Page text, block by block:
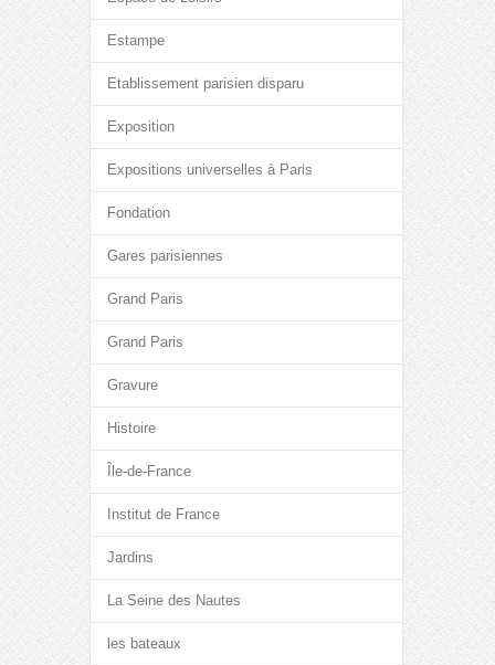
Estampe
Etablissement parisien disparu
Exposition
Expositions universelles à Paris
Fondation
Gares parisiennes
Grand Paris
Grand Paris
Gravure
Histoire
Île-de-France
Institut de France
Jardins
La Seine des Nautes
les bateaux